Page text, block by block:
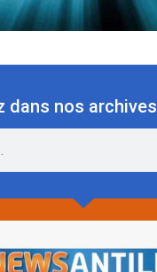
dans nos archives